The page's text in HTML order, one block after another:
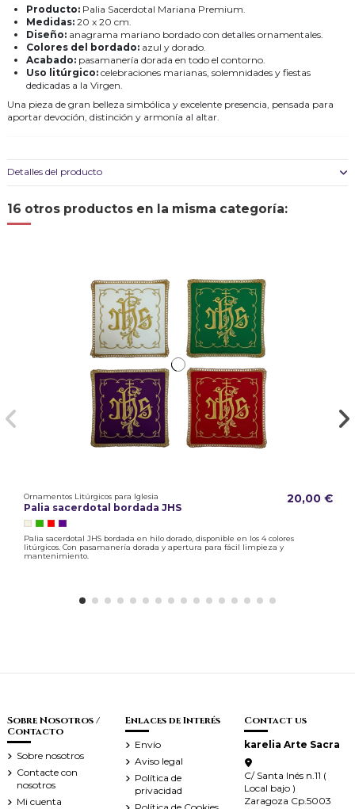
Producto: Palia Sacerdotal Mariana Premium.
Medidas: 20 x 20 cm.
Diseño: anagrama mariano bordado con detalles ornamentales.
Colores del bordado: azul y dorado.
Acabado: pasamanería dorada en todo el contorno.
Uso litúrgico: celebraciones marianas, solemnidades y fiestas
dedicadas a la Virgen.
Una pieza de gran belleza simbólica y excelente presencia, pensada para
aportar devoción, distinción y armonía al altar.
Detalles del producto
16 otros productos en la misma categoría:
Ornamentos Litúrgicos para Iglesia
Palia sacerdotal bordada JHS
20,00 €
Palia sacerdotal JHS bordada en hilo dorado, disponible en los 4 colores
litúrgicos. Con pasamanería dorada y apertura para fácil limpieza y
mantenimiento.
Sobre Nosotros /
Contacto
Sobre nosotros
Contacte con
nosotros
Mi cuenta
Enlaces de Interés
Envío
Aviso legal
Política de
privacidad
Contact us
karelia Arte Sacra
C/ Santa Inés n.11 (
Local bajo )
Zaragoza Cp.5003